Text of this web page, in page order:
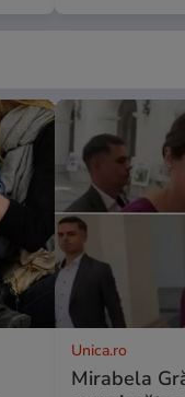
Unica.ro
Mirabela